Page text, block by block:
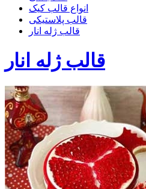
انواع قالب کیک
قالب پلاستیکی
قالب ژله انار
قالب ژله انار